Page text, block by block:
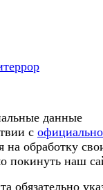
данные
с
на обработку
покинуть наш
обязательно